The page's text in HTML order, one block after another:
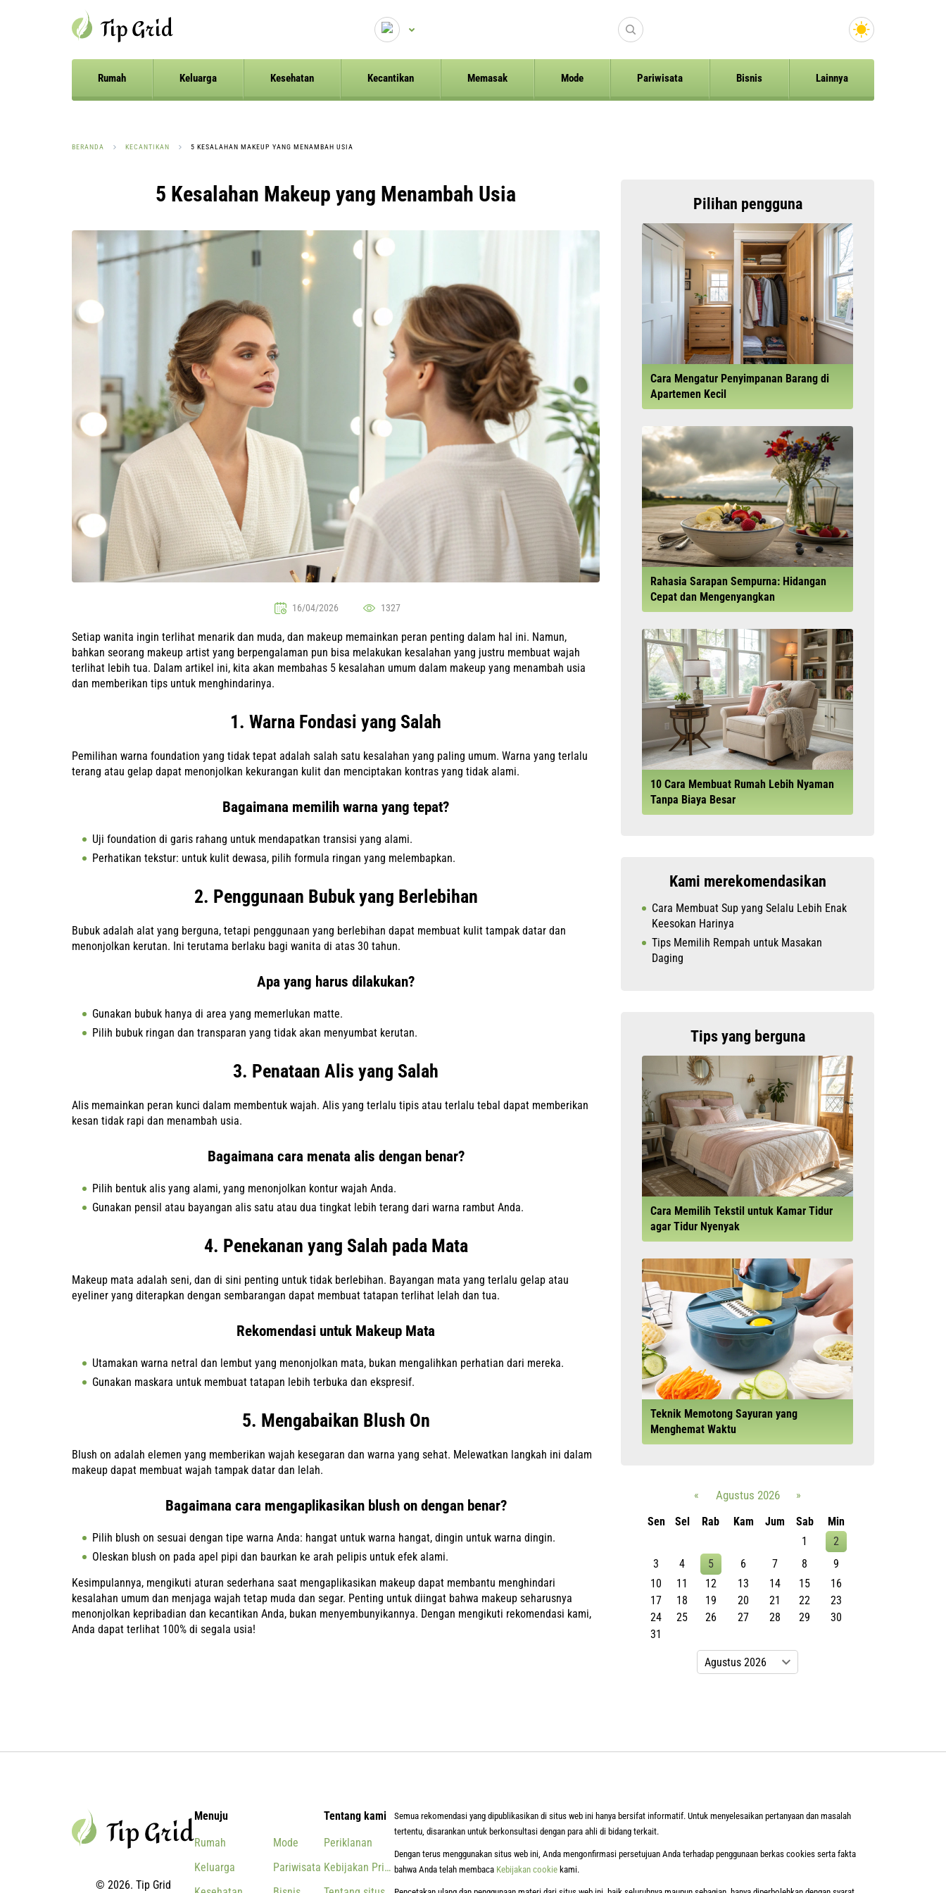
Rumah Keluarga Kesehatan Kecantikan Memasak Mode Pariwisata Bisnis Lainnya
BERANDA KECANTIKAN 5 KESALAHAN MAKEUP YANG MENAMBAH USIA
5 Kesalahan Makeup yang Menambah Usia
16/04/2026 1327
Setiap wanita ingin terlihat menarik dan muda, dan makeup memainkan peran penting dalam hal ini. Namun,
bahkan seorang makeup artist yang berpengalaman pun bisa melakukan kesalahan yang justru membuat wajah
terlihat lebih tua. Dalam artikel ini, kita akan membahas 5 kesalahan umum dalam makeup yang menambah usia
dan memberikan tips untuk menghindarinya.
1. Warna Fondasi yang Salah
Pemilihan warna foundation yang tidak tepat adalah salah satu kesalahan yang paling umum. Warna yang terlalu
terang atau gelap dapat menonjolkan kekurangan kulit dan menciptakan kontras yang tidak alami.
Bagaimana memilih warna yang tepat?
Uji foundation di garis rahang untuk mendapatkan transisi yang alami.
Perhatikan tekstur: untuk kulit dewasa, pilih formula ringan yang melembapkan.
2. Penggunaan Bubuk yang Berlebihan
Bubuk adalah alat yang berguna, tetapi penggunaan yang berlebihan dapat membuat kulit tampak datar dan
menonjolkan kerutan. Ini terutama berlaku bagi wanita di atas 30 tahun.
Apa yang harus dilakukan?
Gunakan bubuk hanya di area yang memerlukan matte.
Pilih bubuk ringan dan transparan yang tidak akan menyumbat kerutan.
3. Penataan Alis yang Salah
Alis memainkan peran kunci dalam membentuk wajah. Alis yang terlalu tipis atau terlalu tebal dapat memberikan
kesan tidak rapi dan menambah usia.
Bagaimana cara menata alis dengan benar?
Pilih bentuk alis yang alami, yang menonjolkan kontur wajah Anda.
Gunakan pensil atau bayangan alis satu atau dua tingkat lebih terang dari warna rambut Anda.
4. Penekanan yang Salah pada Mata
Makeup mata adalah seni, dan di sini penting untuk tidak berlebihan. Bayangan mata yang terlalu gelap atau
eyeliner yang diterapkan dengan sembarangan dapat membuat tatapan terlihat lelah dan tua.
Rekomendasi untuk Makeup Mata
Utamakan warna netral dan lembut yang menonjolkan mata, bukan mengalihkan perhatian dari mereka.
Gunakan maskara untuk membuat tatapan lebih terbuka dan ekspresif.
5. Mengabaikan Blush On
Blush on adalah elemen yang memberikan wajah kesegaran dan warna yang sehat. Melewatkan langkah ini dalam
makeup dapat membuat wajah tampak datar dan lelah.
Bagaimana cara mengaplikasikan blush on dengan benar?
Pilih blush on sesuai dengan tipe warna Anda: hangat untuk warna hangat, dingin untuk warna dingin.
Oleskan blush on pada apel pipi dan baurkan ke arah pelipis untuk efek alami.
Kesimpulannya, mengikuti aturan sederhana saat mengaplikasikan makeup dapat membantu menghindari
kesalahan umum dan menjaga wajah tetap muda dan segar. Penting untuk diingat bahwa makeup seharusnya
menonjolkan kepribadian dan kecantikan Anda, bukan menyembunyikannya. Dengan mengikuti rekomendasi kami,
Anda dapat terlihat 100% di segala usia!
Pilihan pengguna
Cara Mengatur Penyimpanan Barang di
Apartemen Kecil
Rahasia Sarapan Sempurna: Hidangan
Cepat dan Mengenyangkan
10 Cara Membuat Rumah Lebih Nyaman
Tanpa Biaya Besar
Kami merekomendasikan
Cara Membuat Sup yang Selalu Lebih Enak
Keesokan Harinya
Tips Memilih Rempah untuk Masakan
Daging
Tips yang berguna
Cara Memilih Tekstil untuk Kamar Tidur
agar Tidur Nyenyak
Teknik Memotong Sayuran yang
Menghemat Waktu
« Agustus 2026
»
Sen
Sel Rab Kam Jum Sab
Min
1
2
3
4 5 6 7 8
9
10
11 12 13 14 15
16
17
18 19 20 21 22
23
24
25 26 27 28 29
30
31
© 2026. Tip Grid
Menuju
Rumah
Keluarga
Mode
Pariwisata
Tentang kami
Periklanan
Kebijakan Privasi
Semua rekomendasi yang dipublikasikan di situs web ini hanya bersifat informatif. Untuk menyelesaikan pertanyaan dan masalah
tertentu, disarankan untuk berkonsultasi dengan para ahli di bidang terkait.
Dengan terus menggunakan situs web ini, Anda mengonfirmasi persetujuan Anda terhadap penggunaan berkas cookies serta fakta
bahwa Anda telah membaca Kebijakan cookie kami.